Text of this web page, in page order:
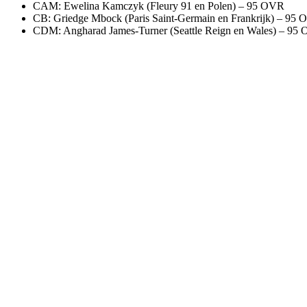
CAM: Ewelina Kamczyk (Fleury 91 en Polen) – 95 OVR
CB: Griedge Mbock (Paris Saint-Germain en Frankrijk) – 95
CDM: Angharad James-Turner (Seattle Reign en Wales) – 95